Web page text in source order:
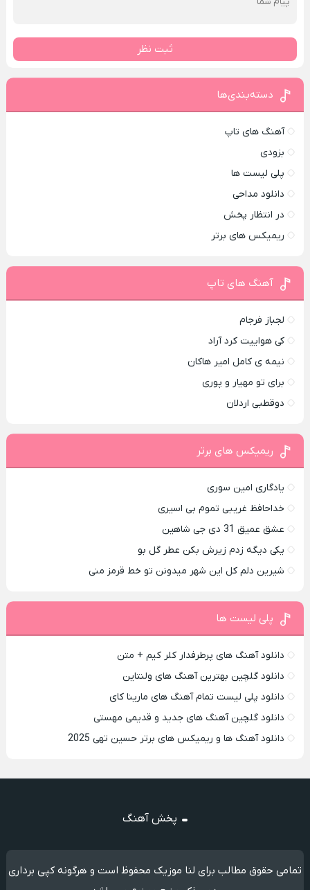
ثبت نظر
دسته‌بندی‌ها
آهنگ های تاپ
بزودی
پلی لیست ها
دانلود مداحی
در انتظار پخش
ریمیکس های برتر
آهنگ های تاپ
لجباز فرجام
کی هواییت کرد آراد
نیمه ی کامل امیر هاکان
برای تو مهیار و پوری
دوقطبی اردلان
ریمیکس های برتر
یادگاری امین سوری
خداحافظ غریبی تموم بی اسیری
عشق عمیق 31 دی جی شاهین
یکی دیگه زدم زیرش بکن عطر گل بو
شیرین دلم کل این شهر میدونن تو خط قرمز منی
پلی لیست ها
دانلود آهنگ های پرطرفدار کلر کیم + متن
دانلود گلچین بهترین آهنگ های ولنتاین
دانلود پلی لیست تمام آهنگ های مارینا کای
دانلود گلچین آهنگ های جدید و قدیمی مهستی
دانلود آهنگ ها و ریمیکس های برتر حسین تهی 2025
پخش آهنگ
تمامی حقوق مطالب برای لنا موزیک محفوظ است و هرگونه کپی برداری